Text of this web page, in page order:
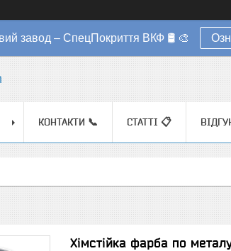
завод – СпецПокриття ВКФ 🛢️ 🎨
КОНТАКТИ 📞 СТАТТІ 📋
Хімстійка фарба по